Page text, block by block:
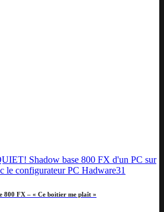
800 FX – « Ce boitier me plaît »